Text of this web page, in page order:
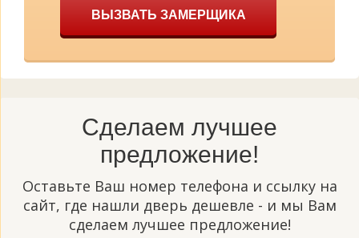
ВЫЗВАТЬ ЗАМЕРЩИКА
Сделаем лучшее
предложение!
Оставьте Ваш номер телефона и ссылку на
сайт, где нашли дверь дешевле - и мы Вам
сделаем лучшее предложение!